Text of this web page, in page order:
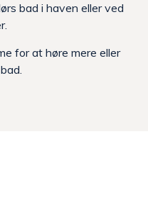
bad i haven eller ved
for at høre mere eller